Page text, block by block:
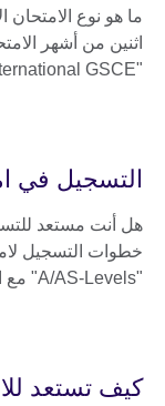
ما هو نوع
اثنين من أشهر
"IGSCE/International GSCE" و"A/AS-Levels".
التسجيل في
هل أنت مستعد
"A/AS-Levels" مع المجلس الثقافي البريطاني.
كيف تستعد